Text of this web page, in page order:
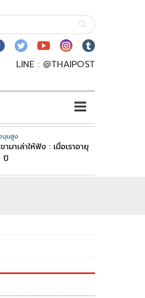
LINE : @THAIPOST
มุมสูง
ขามาเล่าให้ฟัง : เมื่อเราอายุ
ปี